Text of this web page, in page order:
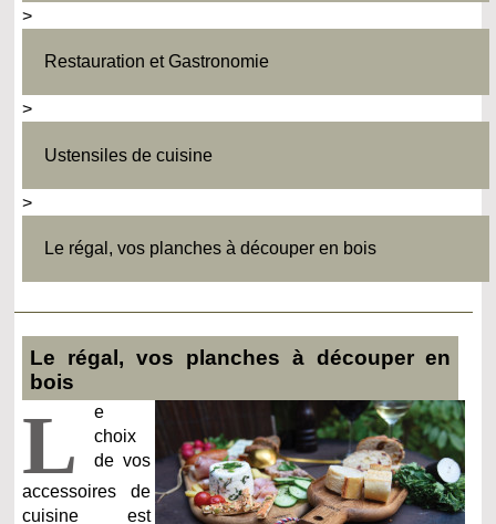
>
Restauration et Gastronomie
>
Ustensiles de cuisine
>
Le régal, vos planches à découper en bois
Le régal, vos planches à découper en
bois
L
e
choix
de vos
accessoires de
cuisine est